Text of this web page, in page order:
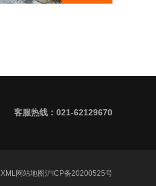
客服热线：021-62129670
沪ICP备20200525号
网站地图
XML